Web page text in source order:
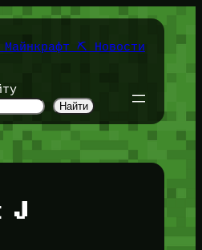
Майнкрафт ⛏️ Новости
Найти
J